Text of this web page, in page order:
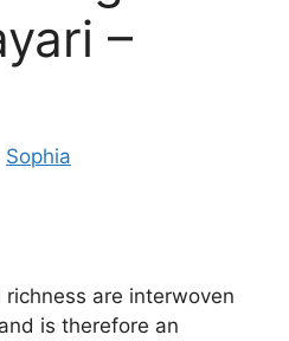
–
Sophia
are interwoven
is therefore an